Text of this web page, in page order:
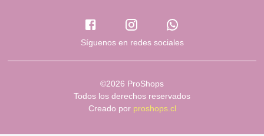
Síguenos en redes sociales
©2026 ProShops
Todos los derechos reservados
Creado por proshops.cl